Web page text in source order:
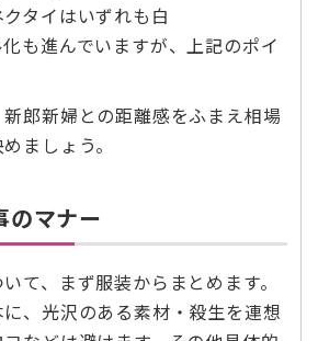
タイはいずれも白
も進んでいますが、上記のポイ
郎新婦との距離感をふまえ相場
ましょう。
マナー
て、まず服装からまとめます。
、光沢のある素材・殺生を連想